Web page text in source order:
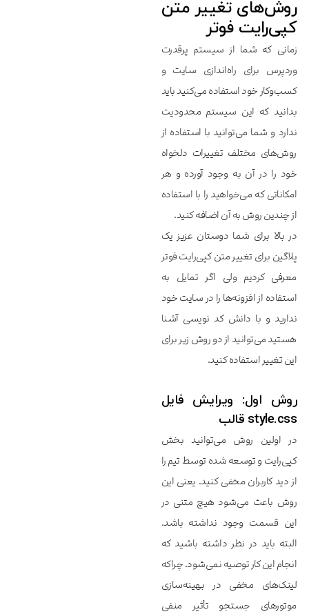
روش‌های تغییر متن
کپی‌رایت فوتر
زمانی که شما از سیستم پرقدرت
وردپرس برای راه‌اندازی سایت و
کسب‌وکار خود استفاده می‌کنید باید
بدانید که این سیستم محدودیت
ندارد و شما می‌توانید با استفاده از
روش‌های مختلف تغییرات دلخواه
خود را در آن به وجود آورده و هر
امکاناتی که می‌خواهید را با استفاده
از چندین روش به آن اضافه کنید.
در بالا برای شما دوستان عزیز یک
پلاگین برای تغییر متن کپی‌رایت فوتر
معرفی کردیم ولی اگر تمایل به
استفاده از افزونه‌ها را در سایت خود
ندارید و با دانش کد نویسی آشنا
هستید می‌توانید از دو روش زیر برای
این تغییر استفاده کنید.
روش اول: ویرایش فایل
style.css قالب
در اولین روش می‌توانید بخش
کپی‌رایت و توسعه شده توسط تیم را
از دید کاربران مخفی کنید. یعنی این
روش باعث می‌شود هیچ متنی در
این قسمت وجود نداشته باشد.
البته باید در نظر داشته باشید که
انجام این کار توصیه نمی‌شود. چراکه
لینک‌های مخفی در بهینه‌سازی
موتورهای جستجو تأثیر منفی